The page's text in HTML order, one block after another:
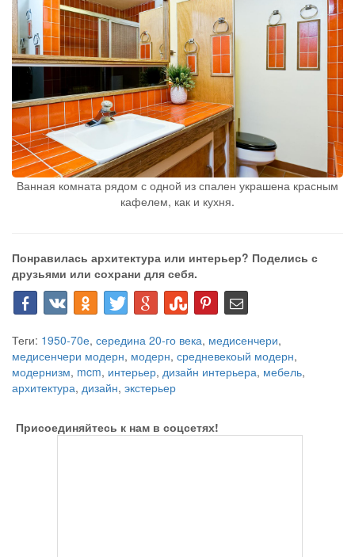
Ванная комната рядом с одной из спален украшена красным
кафелем, как и кухня.
Понравилась архитектура или интерьер? Поделись с
друзьями или сохрани для себя.
Теги: 1950-70е, середина 20-го века, медисенчери,
медисенчери модерн, модерн, средневекоый модерн,
модернизм, mcm, интерьер, дизайн интерьера, мебель,
архитектура, дизайн, экстерьер
Присоединяйтесь к нам в соцсетях!